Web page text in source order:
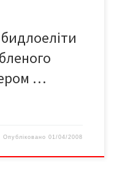
…
Опубліковано01/04/2008